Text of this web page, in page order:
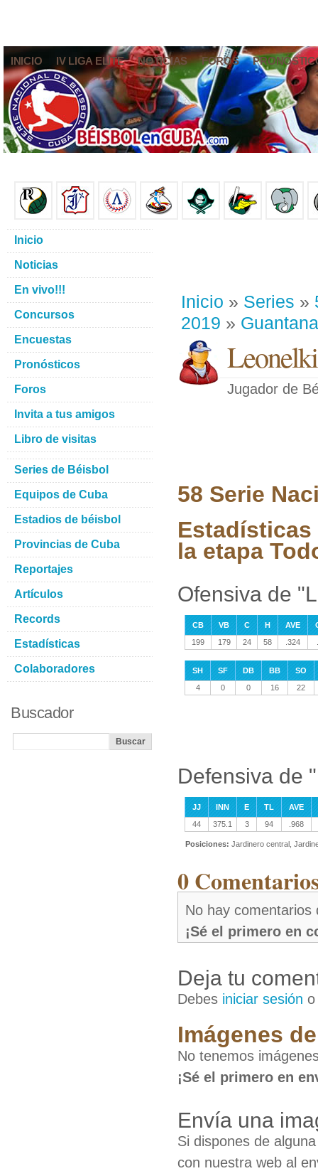
INICIO IV LIGA ELITE NOTICIAS FOROS
Inicio » Series »
2019 »
Jugador de
58 Serie
la etapa
Ofensiva de
CB VB C H AVE
199
179 24 58 .324
SH SF DB BB
SO
4
0 0 16 22
Defensiva de
JJ INN E TL
AVE
44
375.1 3 94 .968
Posiciones: Jardinero central,
0
No hay comentarios
¡Sé el primero en
Deja tu
Debes iniciar sesión
Imágenes
No tenemos
¡Sé el primero en
Envía una
Si dispones de
con nuestra web al
Inicio
Noticias
En vivo!!!
Concursos
Encuestas
Pronósticos
Foros
Invita a tus amigos
Libro de visitas
Series de Béisbol
Equipos de Cuba
Estadios de béisbol
Provincias de Cuba
Reportajes
Artículos
Records
Estadísticas
Colaboradores
Buscador